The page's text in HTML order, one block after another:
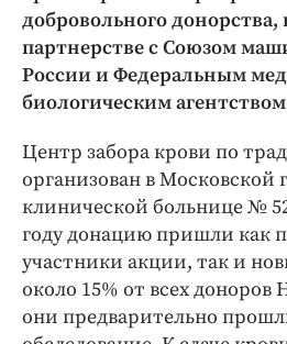
Интересное чтиво
Клиника года
Бренд года
Работодатель года
добровольного
партнерстве с Союзом
России и Федеральным
биологическим
Центр забора крови по
организован в Московской
клинической больнице №
году донацию пришли как
участники акции, так и
около 15% от всех доноров
они предварительно